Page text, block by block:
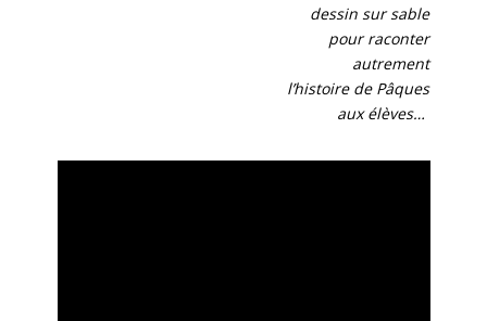
dessin sur sable
pour raconter
autrement
l’histoire de Pâques
aux élèves…